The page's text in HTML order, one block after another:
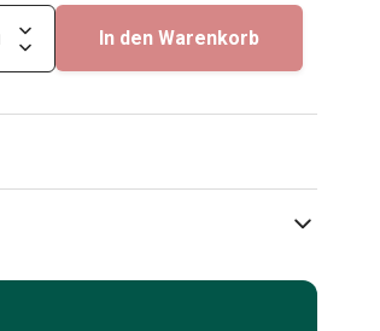
In den Warenkorb